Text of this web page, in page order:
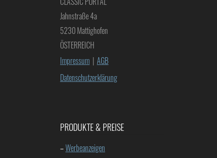
Jahnstraße 4a
5230 Mattighofen
ÖSTERREICH
Impressum | AGB
Datenschutzerklärung
PRODUKTE & PREISE
–Werbeanzeigen